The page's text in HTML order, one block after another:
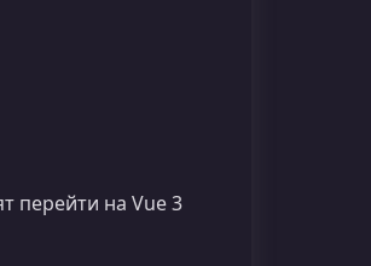
перейти на Vue 3